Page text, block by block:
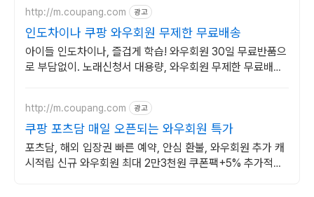
http://m.coupang.com 광고
인도차이나 쿠팡 와우회원 무제한 무료배송
아이들 인도차이나, 즐겁게 학습! 와우회원 30일 무료반품으
로 부담없이. 노래신청서 대용량, 와우회원 무제한 무료배송
http://m.coupang.com 광고
쿠팡 포츠담 매일 오픈되는 와우회원 특가
포츠담, 해외 입장권 빠른 예약, 안심 환불, 와우회원 추가 캐
시적립 신규 와우회원 최대 2만3천원 쿠폰팩+5% 추가적립